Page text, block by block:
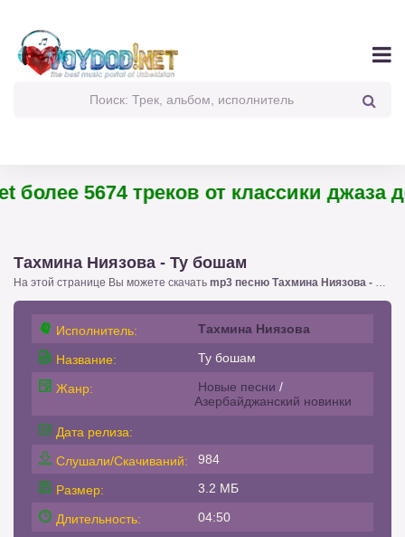
5674 треков от классики джаза
Тахмина Ниязова - Ту бошам
На этой странице Вы можете скачать mp3 песню Тахмина Ниязова - Ту бошам
Исполнитель: Тахмина Ниязова
Название: Ту бошам
Жанр: Новые песни /
Азербайджанский новинки
Дата релиза:
Слушали/Скачиваний:
984
Размер: 3.2 МБ
Длительность: 04:50